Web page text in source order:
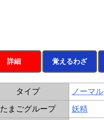
詳細 覚えるわざ
タイプ ノーマル
たまごグループ 妖精